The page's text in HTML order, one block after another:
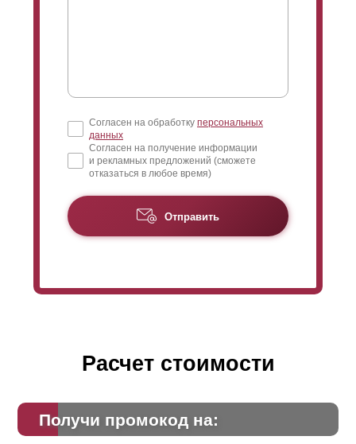
Согласен на обработку персональных
данных
Согласен на получение информации
и рекламных предложений (сможете
отказаться в любое время)
Отправить
Расчет стоимости
Получи промокод на: